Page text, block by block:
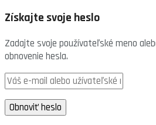
Získajte svoje heslo
Zadajte svoje používateľské meno
obnovenie hesla.